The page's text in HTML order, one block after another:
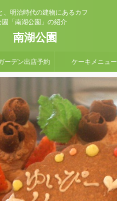
、明治時代の建物にあるカフ
「南湖公園」の紹介
南湖公園
ーデン出店予約 ケーキメニュー